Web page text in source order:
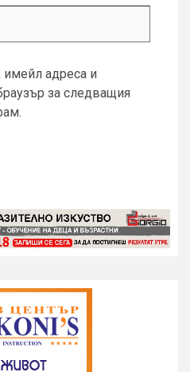
имейл адреса и
за следващия